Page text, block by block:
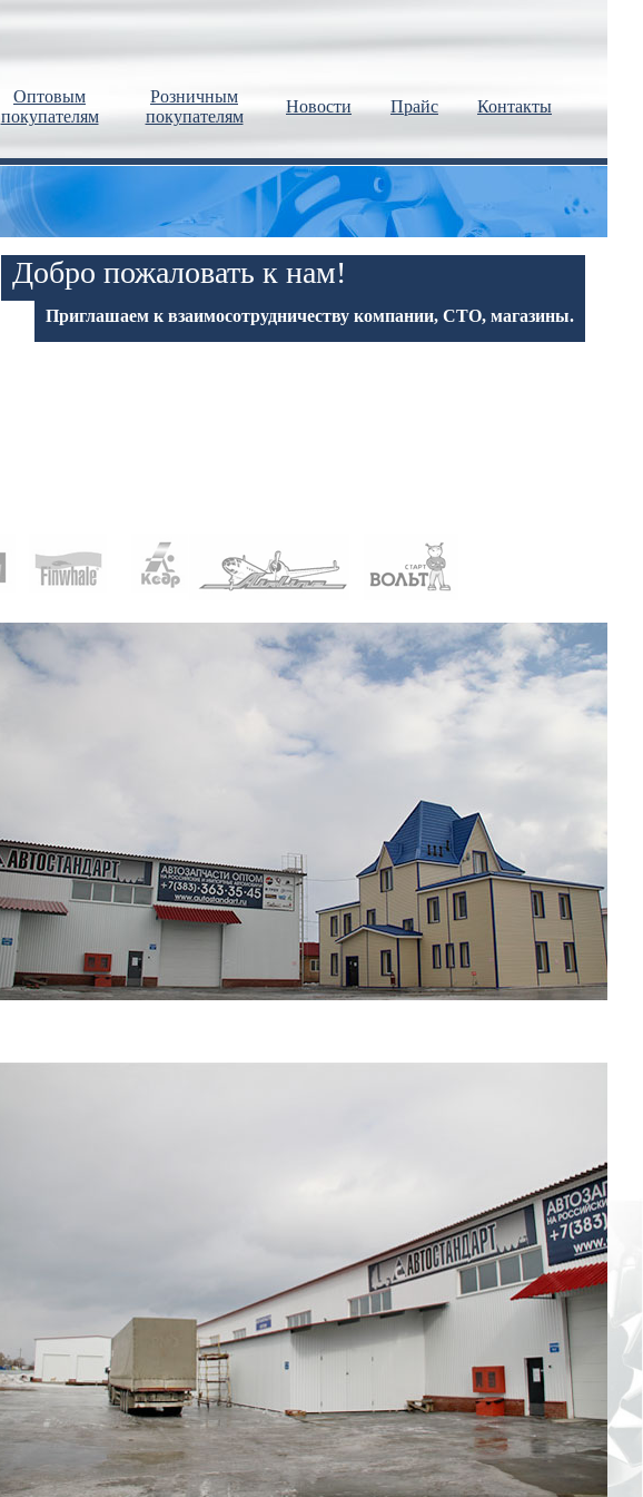
Оптовым
покупателям
Розничным
покупателям
Новости Прайс Контакты
Добро пожаловать к нам!
Приглашаем к взаимосотрудничеству компании, СТО, магазины.